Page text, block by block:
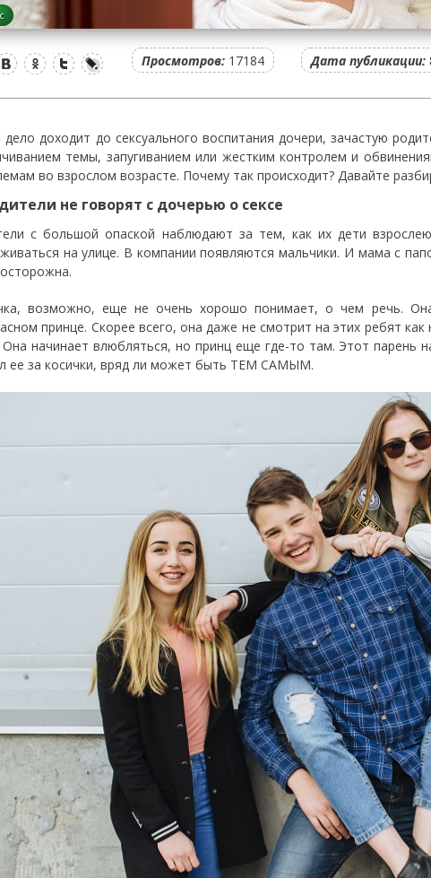
Просмотров: 17184 Дата публикации:
дело доходит до сексуального воспитания дочери, зачастую
темы, запугиванием или жестким контролем и
во взрослом возрасте. Почему так происходит? Давайте
не говорят с дочерью о сексе
с большой опаской наблюдают за тем, как их дети
на улице. В компании появляются мальчики. И мама с
возможно, еще не очень хорошо понимает, о чем речь.
принце. Скорее всего, она даже не смотрит на этих ребят
начинает влюбляться, но принц еще где-то там. Этот парень
ее за косички, вряд ли может быть ТЕМ САМЫМ.